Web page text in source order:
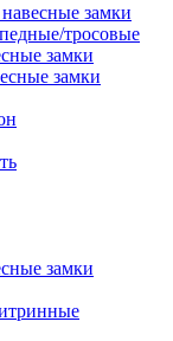
замки
тросовые
замки
замки
замки